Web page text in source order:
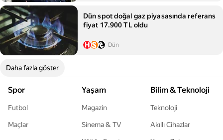
Dün spot doğal gaz piyasasında referans
fiyat 17.900 TL oldu
Dün
Daha fazla göster
Spor
Futbol
Maçlar
Yaşam
Magazin
Sinema & TV
Bilim & Teknoloji
Teknoloji
Akıllı Cihazlar